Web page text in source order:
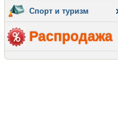
Спорт и туризм
Распродажа